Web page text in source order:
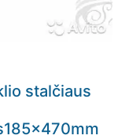
stalčiaus